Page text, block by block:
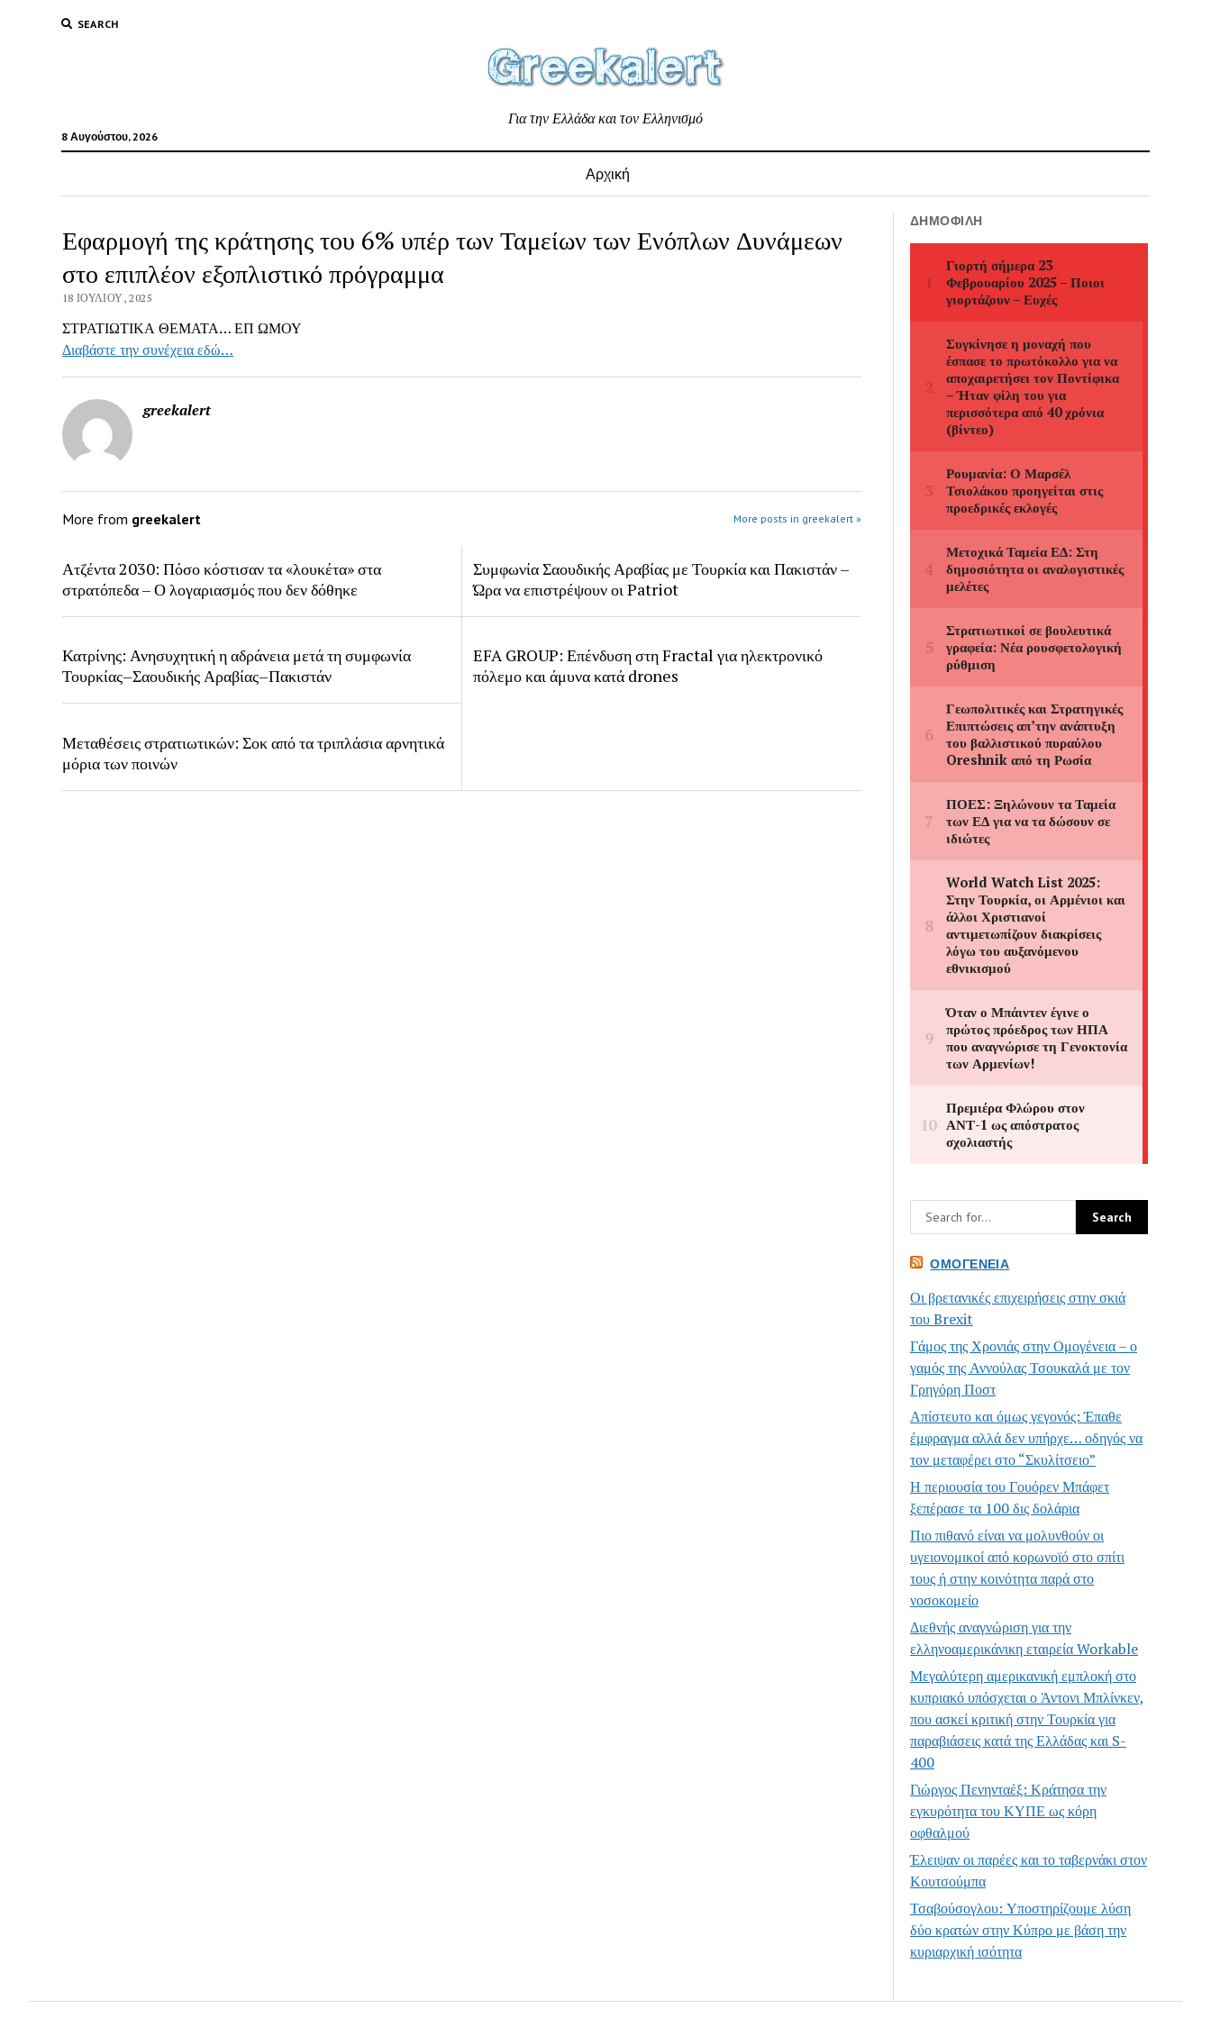
SEARCH
8 Αυγούστου, 2026
Για την Ελλάδα και τον Ελληνισμό
Αρχική
Εφαρμογή της κράτησης του 6% υπέρ των Ταμείων των Ενόπλων Δυνάμεων
στο επιπλέον εξοπλιστικό πρόγραμμα
18 ΙΟΥΛΊΟΥ, 2025
ΣΤΡΑΤΙΩΤΙΚΑ ΘΕΜΑΤΑ… ΕΠ ΩΜΟΥ
Διαβάστε την συνέχεια εδώ…
greekalert
More from greekalert More posts in greekalert »
Ατζέντα 2030: Πόσο κόστισαν τα «λουκέτα» στα
στρατόπεδα – Ο λογαριασμός που δεν δόθηκε
Συμφωνία Σαουδικής Αραβίας με Τουρκία και Πακιστάν –
Ώρα να επιστρέψουν οι Patriot
Κατρίνης: Ανησυχητική η αδράνεια μετά τη συμφωνία
Τουρκίας–Σαουδικής Αραβίας–Πακιστάν
EFA GROUP: Επένδυση στη Fractal για ηλεκτρονικό
πόλεμο και άμυνα κατά drones
Μεταθέσεις στρατιωτικών: Σοκ από τα τριπλάσια αρνητικά
μόρια των ποινών
ΔΗΜΟΦΙΛΉ
ΟΜΟΓΈΝΕΙΑ
Οι βρετανικές επιχειρήσεις στην σκιά
του Brexit
Γάμος της Χρονιάς στην Ομογένεια – ο
γαμός της Αννούλας Τσουκαλά με τον
Γρηγόρη Ποστ
Απίστευτο και όμως γεγονός: Έπαθε
έμφραγμα αλλά δεν υπήρχε… οδηγός να
τον μεταφέρει στο “Σκυλίτσειο”
Η περιουσία του Γουόρεν Μπάφετ
ξεπέρασε τα 100 δις δολάρια
Πιο πιθανό είναι να μολυνθούν οι
υγειονομικοί από κορωνοϊό στο σπίτι
τους ή στην κοινότητα παρά στο
νοσοκομείο
Διεθνής αναγνώριση για την
ελληνοαμερικάνικη εταιρεία Workable
Μεγαλύτερη αμερικανική εμπλοκή στο
κυπριακό υπόσχεται ο Άντονι Μπλίνκεν,
που ασκεί κριτική στην Τουρκία για
παραβιάσεις κατά της Ελλάδας και S-
400
Γιώργος Πενηνταέξ: Κράτησα την
εγκυρότητα του ΚΥΠΕ ως κόρη
οφθαλμού
Έλειψαν οι παρέες και το ταβερνάκι στον
Κουτσούμπα
Τσαβούσογλου: Υποστηρίζουμε λύση
δύο κρατών στην Κύπρο με βάση την
κυριαρχική ισότητα